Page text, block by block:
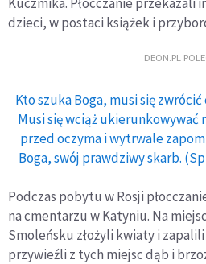
dzieci, w postaci książek i
DEON.PL
Kto szuka Boga, musi się
Musi się wciąż ukierunkowywać
przed oczyma i wytrwale
Boga, swój prawdziwy skarb.
Podczas pobytu w Rosji
na cmentarzu w Katyniu. Na
Smoleńsku złożyli kwiaty i zapalili
przywieźli z tych miejsc dąb i